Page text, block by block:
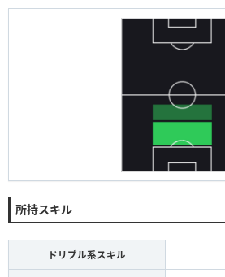
所持スキル
ドリブル系スキル